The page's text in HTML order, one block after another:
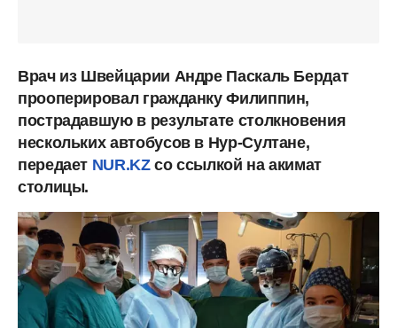
Врач из Швейцарии Андре Паскаль Бердат
прооперировал гражданку Филиппин,
пострадавшую в результате столкновения
нескольких автобусов в Нур-Султане,
передает NUR.KZсо ссылкой на акимат
столицы.